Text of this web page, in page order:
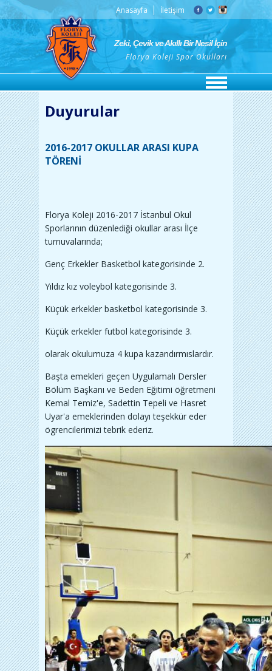
Anasayfa İletişim
Zeki, Çevik ve Akıllı Bir Nesil İçin
Florya Koleji Spor Okulları
Duyurular
2016-2017 OKULLAR ARASI KUPA
TÖRENI
Florya Koleji 2016-2017 İstanbul Okul
Sporlarının düzenlediği okullar arası İlçe
turnuvalarında;
Genç Erkekler Basketbol kategorisinde 2.
Yıldız kız voleybol kategorisinde 3.
Küçük erkekler basketbol kategorisinde 3.
Küçük erkekler futbol kategorisinde 3.
olarak okulumuza 4 kupa kazandırmıslardır.
Başta emekleri geçen Uygulamalı Dersler
Bölüm Başkanı ve Beden Eğitimi öğretmeni
Kemal Temiz'e, Sadettin Tepeli ve Hasret
Uyar'a emeklerinden dolayı teşekkür eder
ögrencilerimizi tebrik ederiz.